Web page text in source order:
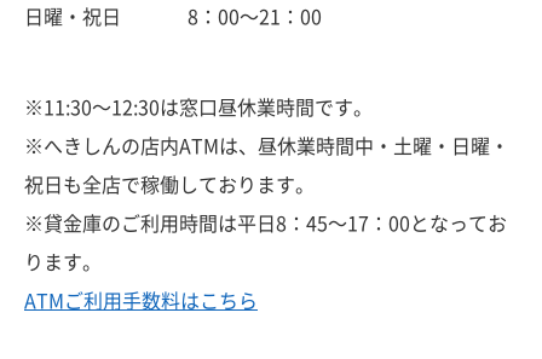
日曜・祝日
8：00～21：00
※11:30～12:30は窓口昼休業時間です。
※へきしんの店内ATMは、昼休業時間中・土曜・日曜・
祝日も全店で稼働しております。
※貸金庫のご利用時間は平日8：45～17：00となってお
ります。
ATMご利用手数料はこちら